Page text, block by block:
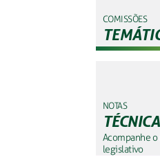
COMISSÕES
NOTAS
Acompanhe
legislativo